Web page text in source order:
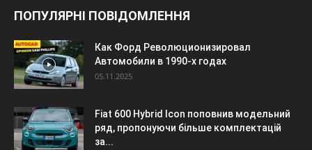
ПОПУЛЯРНІ ПОВІДОМЛЕННЯ
Как Форд Революционизировал
Автомобили в 1990-х годах
05.11.2025
Fiat 600 Hybrid Icon поповнив модельний
ряд, пропонуючи більше комплектацій
за...